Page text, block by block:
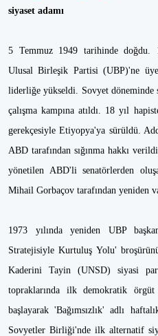
siyaset adamı
5 Temmuz 1949 tarihinde doğdu.
Ulusal Birleşik Partisi (UBP)'ne
liderliğe yükseldi. Sovyet döneminde
çalışma kampına atıldı. 18 yıl
gerekçesiyle Etiyopya'ya sürüldü.
ABD tarafından sığınma hakkı
yönetilen ABD'li senatörlerden
Mihail Gorbaçov tarafından yeniden
1973 yılında yeniden UBP
Stratejisiyle Kurtuluş Yolu'
Kaderini Tayin (UNSD) siyasi
topraklarında ilk demokratik
başlayarak 'Bağımsızlık' adlı
Sovyetler Birliği'nde ilk alternatif